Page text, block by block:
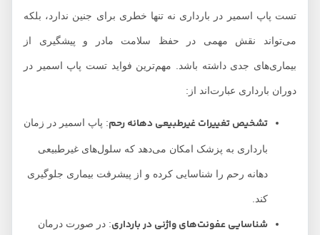
تست پاپ اسمیر در بارداری نه تنها خطری برای جنین ندارد، بلکه
می‌تواند نقش مهمی در حفظ سلامت مادر و پیشگیری از
بیماری‌های جدی داشته باشد. مهم‌ترین فواید تست پاپ اسمیر در
دوران بارداری عبارت‌اند از:
تشخیص تغییرات غیرطبیعی دهانه رحم: پاپ اسمیر در زمان
بارداری به پزشک امکان می‌دهد که سلول‌های غیرطبیعی
دهانه رحم را شناسایی کرده و از پیشرفت بیماری جلوگیری
شناسایی عفونت‌های واژنی در بارداری: در صورت درمان